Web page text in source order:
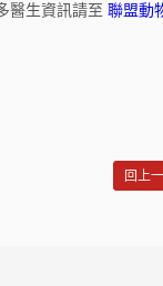
醫生資訊請至 聯盟動
回上